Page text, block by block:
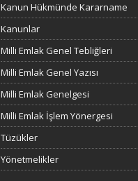
Kanun Hükmünde Kararname
Kanunlar
Milli Emlak Genel Tebliğleri
Milli Emlak Genel Yazısı
Milli Emlak Genelgesi
Milli Emlak İşlem Yönergesi
Tüzükler
Yönetmelikler